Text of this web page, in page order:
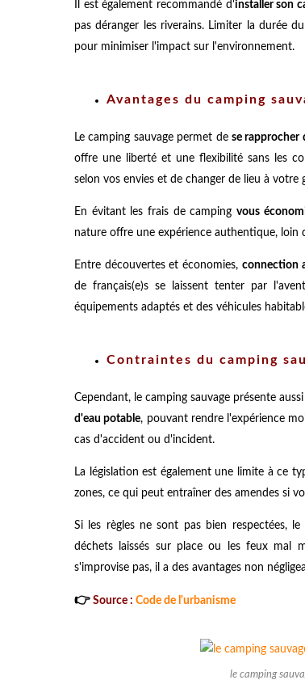
Il est également recommandé d'installer son
pas déranger les riverains. Limiter la durée
pour minimiser l'impact sur l'environnement.
Avantages du camping
Le camping sauvage permet de se rapprocher
offre une liberté et une flexibilité sans les
selon vos envies et de changer de lieu à votre
En évitant les frais de camping vous
nature offre une expérience authentique, loin
Entre découvertes et économies, connection
de français(e)s se laissent tenter par
équipements adaptés et des véhicules
Contraintes du camping
Cependant, le camping sauvage présente
d'eau potable, pouvant rendre l'expérience
cas d'accident ou d'incident.
La législation est également une limite à ce
zones, ce qui peut entraîner des amendes si
Si les règles ne sont pas bien respectées,
déchets laissés sur place ou les feux mal
s'improvise pas, il a des avantages non
👉 Source : Code de l'urbanisme
le camping